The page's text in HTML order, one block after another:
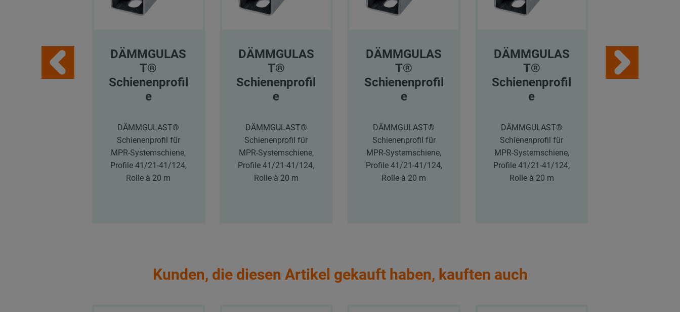
DÄMMGULAS
T®
Schienenprofil
e
DÄMMGULAST®
Schienenprofil für
MPR-Systemschiene,
Profile 41/21-41/124,
Rolle à 20 m
DÄMMGULAS
T®
Schienenprofil
e
DÄMMGULAST®
Schienenprofil für
MPR-Systemschiene,
Profile 41/21-41/124,
Rolle à 20 m
DÄMMGULAS
T®
Schienenprofil
e
DÄMMGULAST®
Schienenprofil für
MPR-Systemschiene,
Profile 41/21-41/124,
Rolle à 20 m
DÄMMGULAS
T®
Schienenprofil
e
DÄMMGULAST®
Schienenprofil für
MPR-Systemschiene,
Profile 41/21-41/124,
Rolle à 20 m
Kunden, die diesen Artikel gekauft haben, kauften auch